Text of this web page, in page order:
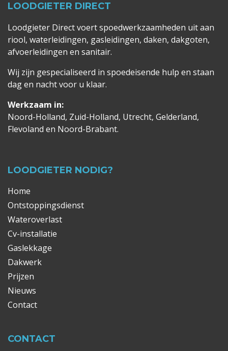
LOODGIETER DIRECT
Loodgieter Direct voert spoedwerkzaamheden uit aan
riool, waterleidingen, gasleidingen, daken, dakgoten,
afvoerleidingen en sanitair.
Wij zijn gespecialiseerd in spoedeisende hulp en staan
dag en nacht voor u klaar.
Werkzaam in:
Noord-Holland, Zuid-Holland, Utrecht, Gelderland,
Flevoland en Noord-Brabant.
LOODGIETER NODIG?
Home
Ontstoppingsdienst
Wateroverlast
Cv-installatie
Gaslekkage
Dakwerk
Prijzen
Nieuws
Contact
CONTACT